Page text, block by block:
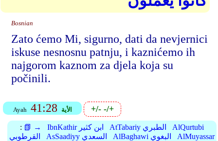
Bosnian
Zato ćemo Mi, sigurno, dati da nevjernici
iskuse nesnosnu patnju, i kaznićemo ih
najgorom kaznom za djela koja su
počinili.
Ayah 41:28 الأية +/--/+
: 📗 → IbnKathir ابن كثير AtTabariy الطبري
AlQurtubi
القرطوبي
AsSaadiyy السعدي AlBaghawi البغوي
AlMuyassar